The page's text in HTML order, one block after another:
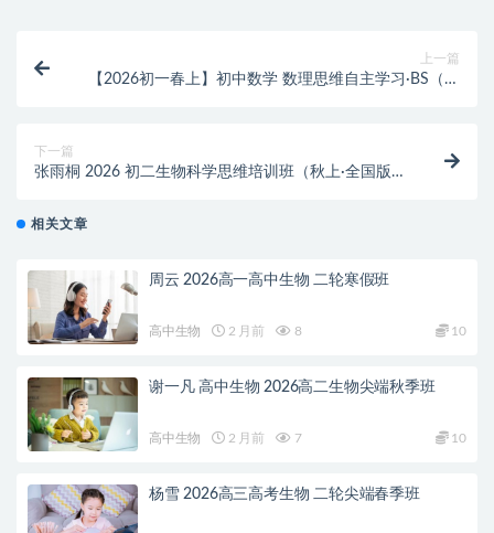
上一篇
【2026初一春上】初中数学 数理思维自主学习·BS（一
下一篇
张雨桐 2026 初二生物科学思维培训班（秋上·全国版
相关文章
周云 2026高一高中生物 二轮寒假班
高中生物 2 月前 8 10
谢一凡 高中生物 2026高二生物尖端秋季班
高中生物 2 月前 7 10
杨雪 2026高三高考生物 二轮尖端春季班